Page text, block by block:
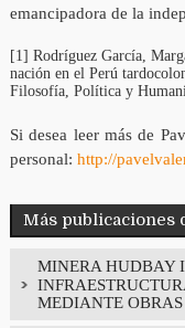
emancipadora de la
[1] Rodríguez García,
nación en el Perú
Filosofía, Política y
Si desea leer más de
personal: http://
Más publicaciones
MINERA HUDBAY
MEDIANTE OBRAS